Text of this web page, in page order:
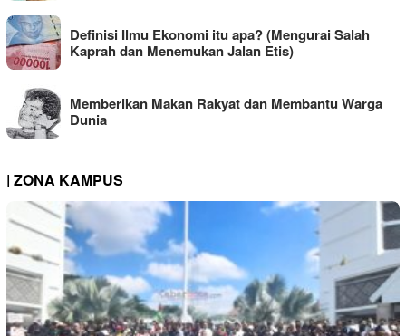
Definisi Ilmu Ekonomi itu apa? (Mengurai Salah
Kaprah dan Menemukan Jalan Etis)
Memberikan Makan Rakyat dan Membantu Warga
Dunia
| ZONA KAMPUS